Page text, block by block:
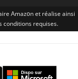
Αmazοn et réalise ainsi
conditions requises.